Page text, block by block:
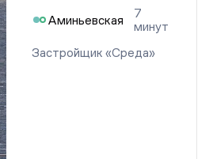
Аминьевская
7
минут
Застройщик «Среда»